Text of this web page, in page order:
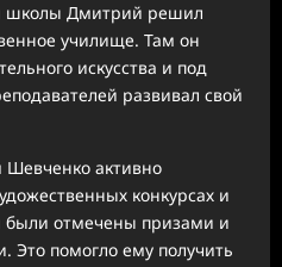
школы Дмитрий решил
училище. Там он
искусства и под
развивал свой
Шевченко активно
конкурсах и
были отмечены призами и
помогло ему получить